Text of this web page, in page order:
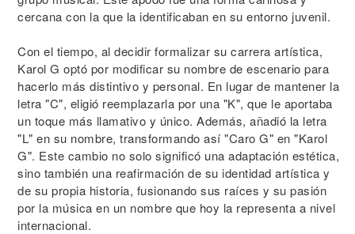
cercana con la que la identificaban en su entorno juvenil.
Con el tiempo, al decidir formalizar su carrera artística,
Karol G optó por modificar su nombre de escenario para
hacerlo más distintivo y personal. En lugar de mantener la
letra "C", eligió reemplazarla por una "K", que le aportaba
un toque más llamativo y único. Además, añadió la letra
"L" en su nombre, transformando así "Caro G" en "Karol
G". Este cambio no solo significó una adaptación estética,
sino también una reafirmación de su identidad artística y
de su propia historia, fusionando sus raíces y su pasión
por la música en un nombre que hoy la representa a nivel
internacional.